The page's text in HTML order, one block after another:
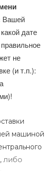
Вашей
дате
не
(и т.п.):
машиной
либо